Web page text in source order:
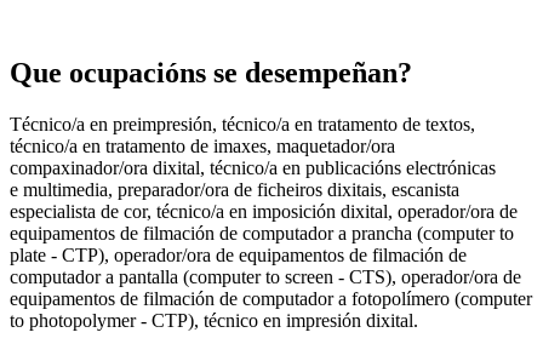
Que ocupacións se desempeñan?
Técnico/a en preimpresión, técnico/a en tratamento de textos,
técnico/a en tratamento de imaxes, maquetador/ora
compaxinador/ora dixital, técnico/a en publicacións electrónicas
e multimedia, preparador/ora de ficheiros dixitais, escanista
especialista de cor, técnico/a en imposición dixital, operador/ora de
equipamentos de filmación de computador a prancha (computer to
plate - CTP), operador/ora de equipamentos de filmación de
computador a pantalla (computer to screen - CTS), operador/ora de
equipamentos de filmación de computador a fotopolímero (computer
to photopolymer - CTP), técnico en impresión dixital.